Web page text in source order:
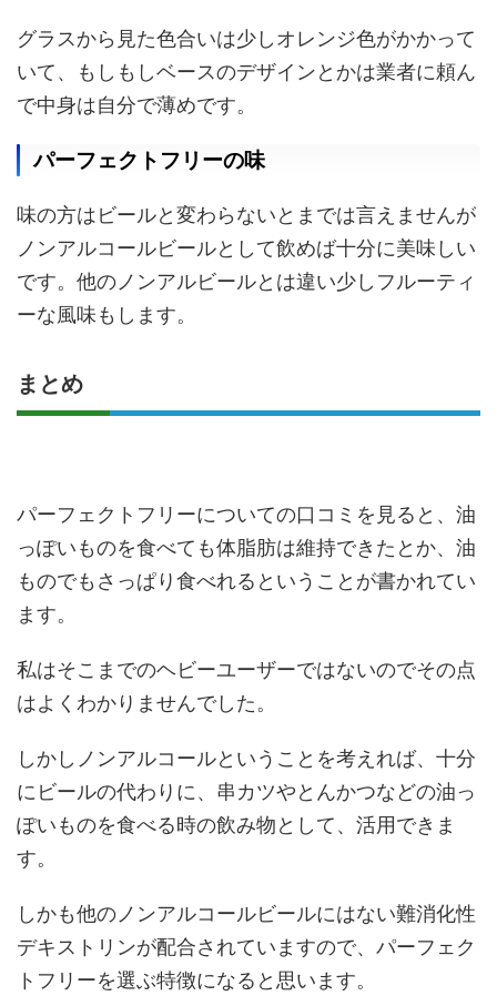
グラスから見た色合いは少しオレンジ色がかかって
いて、もしもしベースのデザインとかは業者に頼ん
で中身は自分で薄めです。
パーフェクトフリーの味
味の方はビールと変わらないとまでは言えませんが
ノンアルコールビールとして飲めば十分に美味しい
です。他のノンアルビールとは違い少しフルーティ
ーな風味もします。
まとめ
パーフェクトフリーについての口コミを見ると、油
っぽいものを食べても体脂肪は維持できたとか、油
ものでもさっぱり食べれるということが書かれてい
ます。
私はそこまでのヘビーユーザーではないのでその点
はよくわかりませんでした。
しかしノンアルコールということを考えれば、十分
にビールの代わりに、串カツやとんかつなどの油っ
ぽいものを食べる時の飲み物として、活用できま
す。
しかも他のノンアルコールビールにはない難消化性
デキストリンが配合されていますので、パーフェク
トフリーを選ぶ特徴になると思います。